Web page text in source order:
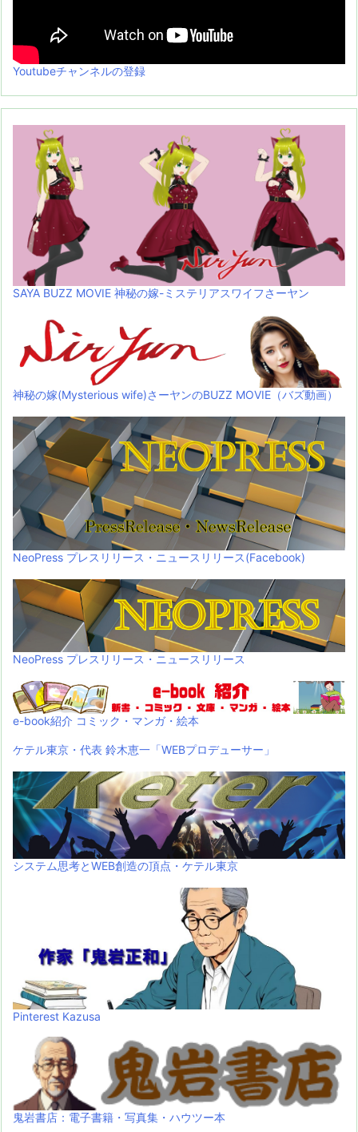
Youtubeチャンネルの登録
SAYA BUZZ MOVIE 神秘の嫁-ミステリアスワイフさーヤン
神秘の嫁(Mysterious wife)さーヤンのBUZZ MOVIE（バズ動画）
NeoPress プレスリリース・ニュースリリース(Facebook)
NeoPress プレスリリース・ニュースリリース
e-book紹介 コミック・マンガ・絵本
ケテル東京・代表 鈴木恵一「WEBプロデューサー」
システム思考とWEB創造の頂点・ケテル東京
Pinterest Kazusa
鬼岩書店：電子書籍・写真集・ハウツー本